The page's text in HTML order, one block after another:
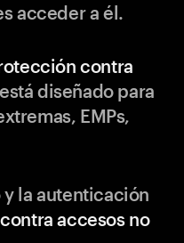
acceder a él.
contra
diseñado para
EMPs,
la autenticación
accesos no